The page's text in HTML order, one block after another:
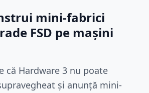
mini-fabrici
FSD pe mașini
că Hardware 3 nu poate
și anunță mini-